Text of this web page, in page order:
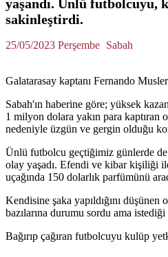
yaşandı. Ünlü
sakinleştirdi.
25/05/2023 Perşembe Sabah
Galatarasay kaptanı Fernando
Sabah'ın haberine göre; yüksek
1 milyon dolara yakın para kaptıran
nedeniyle üzgün ve gergin olduğu
Ünlü futbolcu geçtiğimiz günlerde de
olay yaşadı. Efendi ve kibar kişiliği
uçağında 150 dolarlık parfümünü
Kendisine şaka yapıldığını düşünen
bazılarına durumu sordu ama
Bağırıp çağıran futbolcuyu kulüp